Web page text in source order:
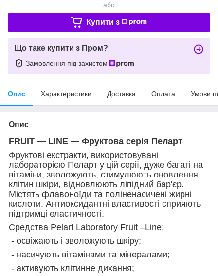
або
Купити з
Що таке купити з Пром?
Замовлення під захистом
Опис Характеристики Доставка Оплата Умови
Опис
FRUIT — LINE — Фруктова серія Пеларт
Фруктові екстракти, використовувані
лабораторією Пеларт у цій серії, дуже багаті на
вітаміни, зволожують, стимулюють оновлення
клітин шкіри, відновлюють ліпідний бар'єр.
Містять флавоноїди та поліненасичені жирні
кислоти. Антиоксидантні властивості сприяють
підтримці еластичності.
Средства Pelart Laboratory Fruit –Line:
- освіжають і зволожують шкіру;
- насичують вітамінами та мінералами;
- активують клітинне дихання;